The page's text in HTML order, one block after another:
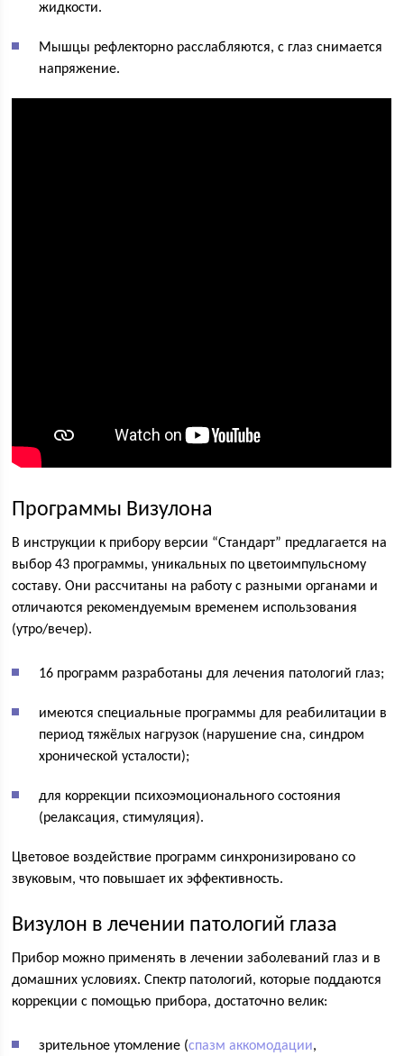
жидкости.
Мышцы рефлекторно расслабляются, с глаз снимается
напряжение.
Программы Визулона
В инструкции к прибору версии “Стандарт” предлагается на
выбор 43 программы, уникальных по цветоимпульсному
составу. Они рассчитаны на работу с разными органами и
отличаются рекомендуемым временем использования
(утро/вечер).
16 программ разработаны для лечения патологий глаз;
имеются специальные программы для реабилитации в
период тяжёлых нагрузок (нарушение сна, синдром
хронической усталости);
для коррекции психоэмоционального состояния
(релаксация, стимуляция).
Цветовое воздействие программ синхронизировано со
звуковым, что повышает их эффективность.
Визулон в лечении патологий глаза
Прибор можно применять в лечении заболеваний глаз и в
домашних условиях. Спектр патологий, которые поддаются
коррекции с помощью прибора, достаточно велик:
зрительное утомление (спазм аккомодации,